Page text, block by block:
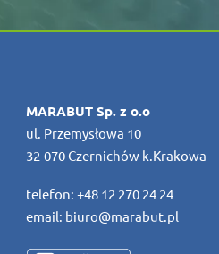
MARABUT Sp. z o.o
ul. Przemysłowa 10
32-070 Czernichów k.Krakowa
telefon:+48 12 270 24 24
email: biuro@marabut.pl